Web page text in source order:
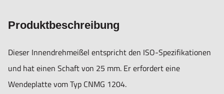
Produktbeschreibung
Dieser Innendrehmeißel entspricht den ISO-Spezifikationen
und hat einen Schaft von 25 mm. Er erfordert eine
Wendeplatte vom Typ CNMG 1204.